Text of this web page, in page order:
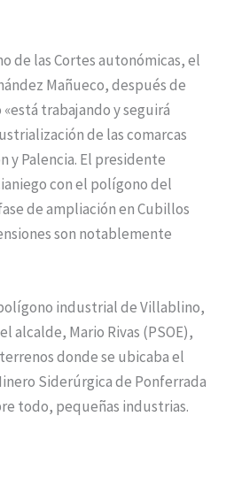
de las Cortes autonómicas, el
Mañueco, después de
trabajando y seguirá
de las comarcas
y Palencia. El presidente
con el polígono del
de ampliación en Cubillos
son notablemente
industrial de Villablino,
alcalde, Mario Rivas (PSOE),
donde se ubicaba el
Siderúrgica de Ponferrada
todo, pequeñas industrias.